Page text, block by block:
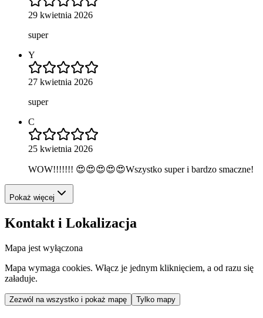
29 kwietnia 2026
super
Y
27 kwietnia 2026
super
C
25 kwietnia 2026
WOW!!!!!!! 😍😍😍😍😍Wszystko super i bardzo smaczne!
Pokaż więcej
Kontakt i Lokalizacja
Mapa jest wyłączona
Mapa wymaga cookies. Włącz je jednym kliknięciem, a od razu się
załaduje.
Zezwól na wszystko i pokaż mapę Tylko mapy